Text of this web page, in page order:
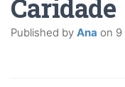
Caridade
Published by Ana on 9